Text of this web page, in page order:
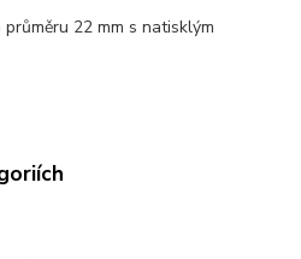
22 mm s natisklým